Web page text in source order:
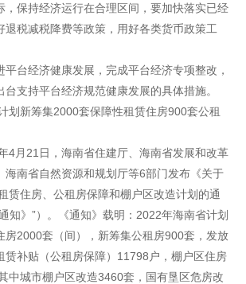
，保持经济运行在合理区间，要加快落实已经
退税减税降费等政策，用好各类货币政策工
台经济健康发展，完成平台经济专项整改，
支持平台经济规范健康发展的具体措施。
划新筹集2000套保障性租赁住房900套公租
4月21日，海南省住建厅、海南省发展和改革
海南省自然资源和规划厅等6部门发布《关于
赁住房、公租房保障和棚户区改造计划的通
知》”）。《通知》载明：2022年海南省计划
房2000套（间），新筹集公租房900套，发放
赁补贴（公租房保障）11798户，棚户区住房
中城市棚户区改造3460套，国有垦区危房改